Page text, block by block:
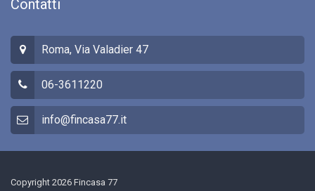
Contatti
Roma, Via Valadier 47
06-3611220
info@fincasa77.it
Copyright 2026 Fincasa 77